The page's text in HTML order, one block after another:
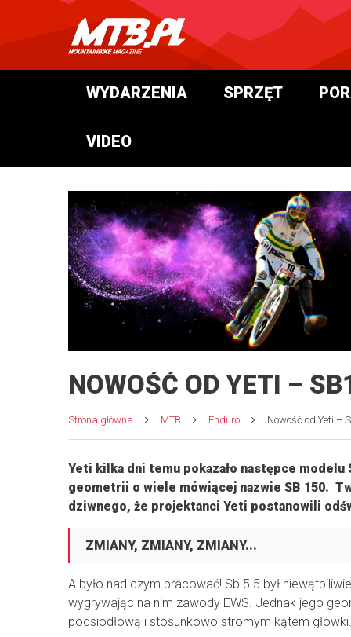
WYDARZENIA SPRZĘT
VIDEO
NOWOŚĆ OD YETI –
Strona główna MTB Enduro Nowość od Yeti –
Yeti kilka dni temu pokazało następce modelu
geometrii o wiele mówiącej nazwie SB 150.
dziwnego, że projektanci Yeti postanowili
ZMIANY, ZMIANY, ZMIANY...
A było nad czym pracować! Sb 5.5 był
wygrywając na nim zawody EWS. Jednak jego
podsiodłową i stosunkowo stromym kątem